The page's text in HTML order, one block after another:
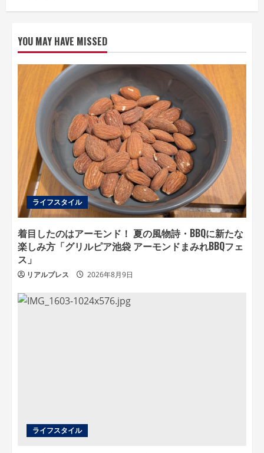
YOU MAY HAVE MISSED
ライフスタイル
着目したのはアーモンド！ 夏の風物詩・BBQに新たな
楽しみ方「グリルピア池袋 アーモンドまみれBBQフェ
ス」
リアルプレス 2026年8月9日
ライフスタイル